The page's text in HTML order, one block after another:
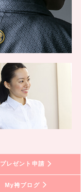
プレゼント申請
My袴ブログ